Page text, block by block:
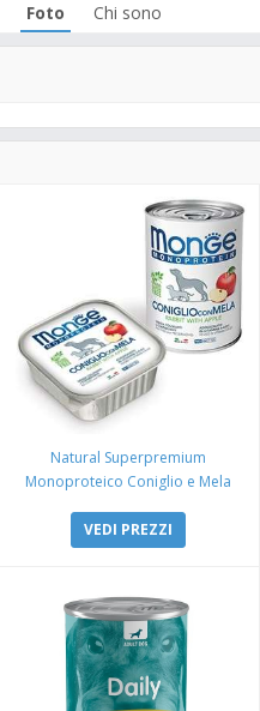
Foto Chi sono
Natural Superpremium
Monoproteico Coniglio e Mela
VEDI PREZZI